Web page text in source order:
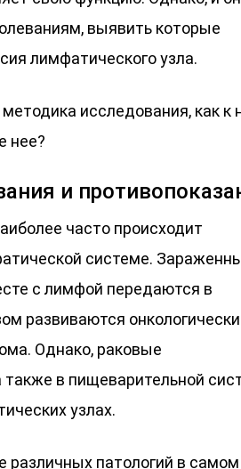
выявить которые
лимфатического узла.
исследования, как к
нее?
и
часто происходит
системе.
с лимфой передаются в
развиваются
Однако, раковые
также в пищеварительной
узлах.
различных патологий в самом